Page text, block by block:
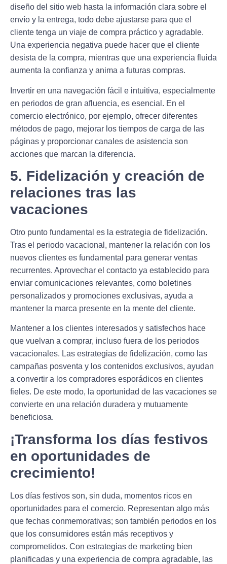
diseño del sitio web hasta la información clara sobre el
envío y la entrega, todo debe ajustarse para que el
cliente tenga un viaje de compra práctico y agradable.
Una experiencia negativa puede hacer que el cliente
desista de la compra, mientras que una experiencia fluida
aumenta la confianza y anima a futuras compras.
Invertir en una navegación fácil e intuitiva, especialmente
en periodos de gran afluencia, es esencial. En el
comercio electrónico, por ejemplo, ofrecer diferentes
métodos de pago, mejorar los tiempos de carga de las
páginas y proporcionar canales de asistencia son
acciones que marcan la diferencia.
5. Fidelización y creación de
relaciones tras las
vacaciones
Otro punto fundamental es la estrategia de fidelización.
Tras el periodo vacacional, mantener la relación con los
nuevos clientes es fundamental para generar ventas
recurrentes. Aprovechar el contacto ya establecido para
enviar comunicaciones relevantes, como boletines
personalizados y promociones exclusivas, ayuda a
mantener la marca presente en la mente del cliente.
Mantener a los clientes interesados y satisfechos hace
que vuelvan a comprar, incluso fuera de los periodos
vacacionales. Las estrategias de fidelización, como las
campañas posventa y los contenidos exclusivos, ayudan
a convertir a los compradores esporádicos en clientes
fieles. De este modo, la oportunidad de las vacaciones se
convierte en una relación duradera y mutuamente
beneficiosa.
¡Transforma los días festivos
en oportunidades de
crecimiento!
Los días festivos son, sin duda, momentos ricos en
oportunidades para el comercio. Representan algo más
que fechas conmemorativas; son también periodos en los
que los consumidores están más receptivos y
comprometidos. Con estrategias de marketing bien
planificadas y una experiencia de compra agradable, las